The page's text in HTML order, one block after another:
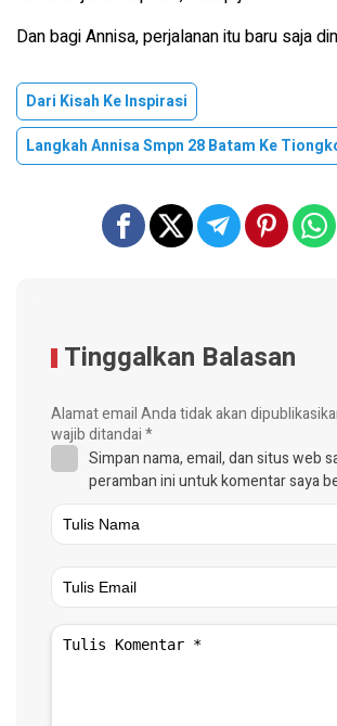
Dan bagi Annisa, perjalanan itu baru saja
Dari Kisah Ke Inspirasi
Langkah Annisa Smpn 28 Batam Ke
Tinggalkan Balasan
Alamat email Anda tidak akan
wajib ditandai*
Simpan nama, email, dan situs web
peramban ini untuk komentar saya